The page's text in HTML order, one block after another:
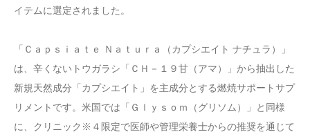
イテムに選定されました。
「Ｃａｐｓｉａｔｅ Ｎａｔｕｒａ（カプシエイト ナチュラ）」
は、辛くないトウガラシ「ＣＨ－１９甘（アマ）」から抽出した
新規天然成分「カプシエイト」を主成分とする燃焼サポートサプ
リメントです。米国では「Ｇｌｙｓｏｍ（グリソム）」と同様
に、クリニック※４限定で医師や管理栄養士からの推奨を通じて